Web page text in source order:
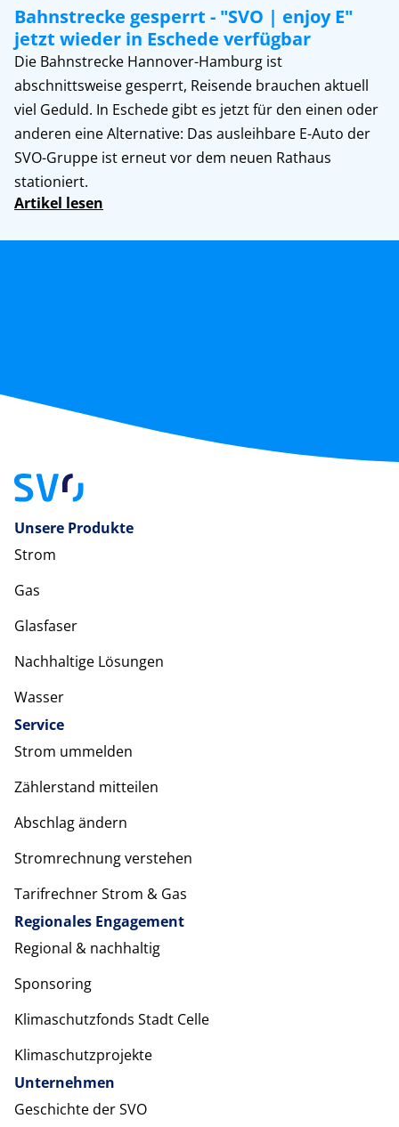
Bahnstrecke gesperrt - "SVO | enjoy E"
jetzt wieder in Eschede verfügbar
Die Bahnstrecke Hannover-Hamburg ist
abschnittsweise gesperrt, Reisende brauchen aktuell
viel Geduld. In Eschede gibt es jetzt für den einen oder
anderen eine Alternative: Das ausleihbare E-Auto der
SVO-Gruppe ist erneut vor dem neuen Rathaus
stationiert.
Artikel lesen
Unsere Produkte
Strom
Gas
Glasfaser
Nachhaltige Lösungen
Wasser
Service
Strom ummelden
Zählerstand mitteilen
Abschlag ändern
Stromrechnung verstehen
Tarifrechner Strom & Gas
Regionales Engagement
Regional & nachhaltig
Sponsoring
Klimaschutzfonds Stadt Celle
Klimaschutzprojekte
Unternehmen
Geschichte der SVO